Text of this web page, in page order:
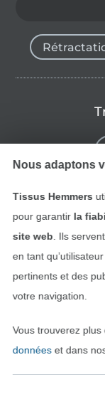
Nous adaptons
Tissus Hemmers
pour garantir la
site web . Ils
en tant
pertinents et des
votre navigation.
Vous trouverez plus
donnéeset dans